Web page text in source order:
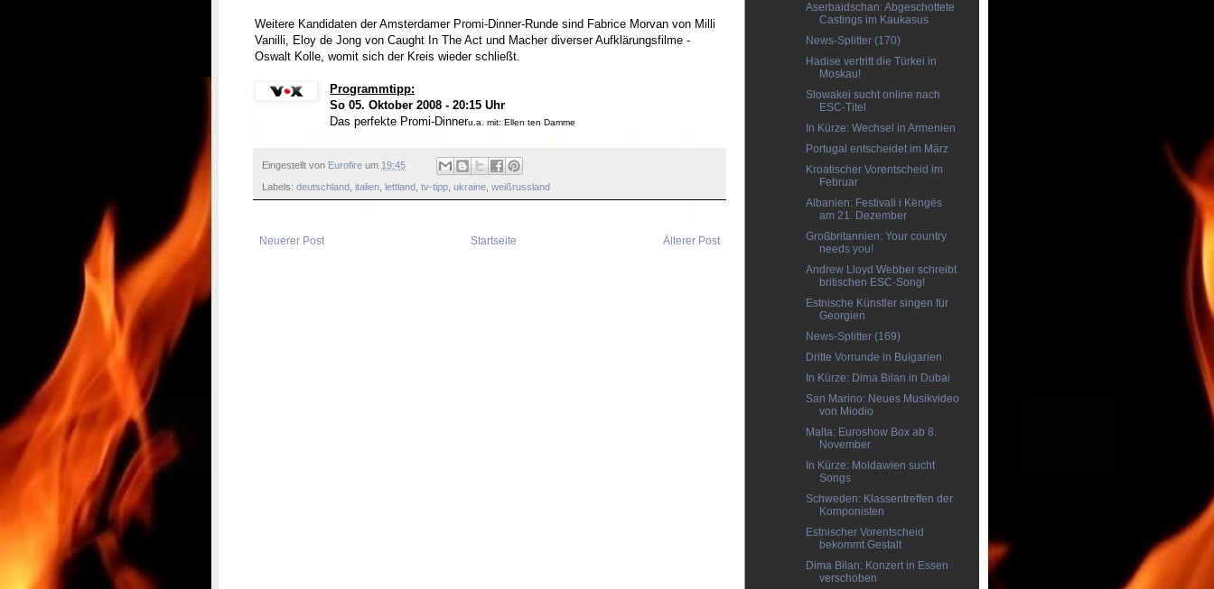
Weitere Kandidaten der Amsterdamer Promi-Dinner-Runde sind Fabrice Morvan von Milli
Vanilli, Eloy de Jong von Caught In The Act und Macher diverser Aufklärungsfilme -
Oswalt Kolle, womit sich der Kreis wieder schließt.
Programmtipp:
So 05. Oktober 2008 - 20:15 Uhr
Das perfekte Promi-Dinneru.a. mit: Ellen ten Damme
Eingestellt von Eurofire um 19:45
Labels: deutschland italien lettland tv-tipp ukraine weißrussland
Neuerer Post Älterer Post
Startseite
Aserbaidschan: Abgeschottete
Castings im Kaukasus
News-Splitter (170)
Hadise vertritt die Türkei in
Moskau!
Slowakei sucht online nach
ESC-Titel
In Kürze: Wechsel in Armenien
Portugal entscheidet im März
Kroatischer Vorentscheid im
Februar
Albanien: Festivali i Këngës
am 21. Dezember
Großbritannien: Your country
needs you!
Andrew Lloyd Webber schreibt
britischen ESC-Song!
Estnische Künstler singen für
Georgien
News-Splitter (169)
Dritte Vorrunde in Bulgarien
In Kürze: Dima Bilan in Dubai
San Marino: Neues Musikvideo
von Miodio
Malta: Euroshow Box ab 8.
November
In Kürze: Moldawien sucht
Songs
Schweden: Klassentreffen der
Komponisten
Estnischer Vorentscheid
bekommt Gestalt
Dima Bilan: Konzert in Essen
verschoben